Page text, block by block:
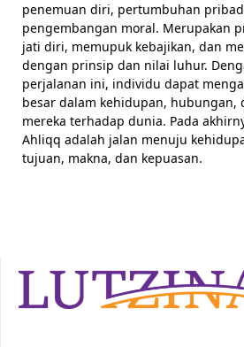
penemuan diri, pertumbuhan
pengembangan moral. Merupakan
jati diri, memupuk kebajikan, dan
dengan prinsip dan nilai luhur.
perjalanan ini, individu dapat
besar dalam kehidupan, hubungan,
mereka terhadap dunia. Pada
Ahliqq adalah jalan menuju
tujuan, makna, dan kepuasan.